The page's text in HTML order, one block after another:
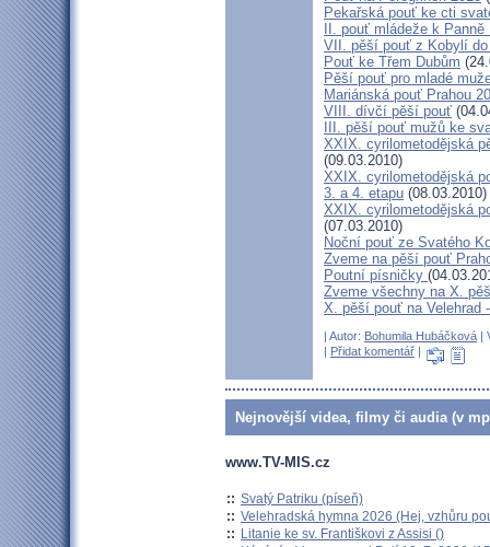
Pekařská pouť ke cti
II. pouť mládeže k
VII. pěší pouť z Kobylí
Pouť ke Třem Dubům
Pěší pouť pro mladé
Mariánská pouť Prahou
VIII. dívčí pěší pouť
III. pěší pouť mužů ke
XXIX. cyrilometodějská
(09.03.2010)
XXIX. cyrilometodějská
3. a 4. etapu (08.03.2010)
XXIX. cyrilometodějská
(07.03.2010)
Noční pouť ze Svatého
Zveme na pěší pouť
Poutní písničky
Zveme všechny na X.
X. pěší pouť na Velehrad
| Autor: Bohumila Hubáčková |
| Přidat komentář |
Nejnovější videa, filmy či audia (v
www.TV-MIS.cz
:: Svatý Patriku (píseň)
:: Velehradská hymna 2026 (Hej, vzhůru
:: Litanie ke sv. Františkovi z Assisi ()